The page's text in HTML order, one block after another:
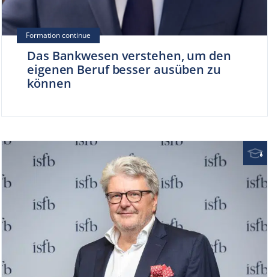
Das Bankwesen verstehen, um den
eigenen Beruf besser ausüben zu
können